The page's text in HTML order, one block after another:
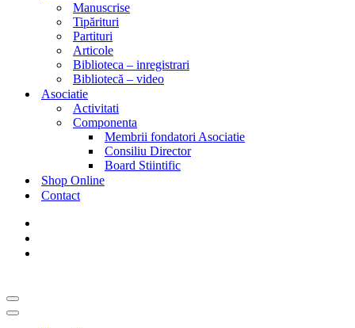
Manuscrise
Tipărituri
Partituri
Articole
Biblioteca – inregistrari
Bibliotecă – video
Asociatie
Activitati
Componenta
Membrii fondatori Asociatie
Consiliu Director
Board Stiintific
Shop Online
Contact
Meniu
de
Meniu